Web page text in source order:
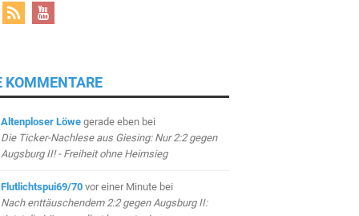
KOMMENTARE
Altenploser Löwe gerade ebenbei
Die Ticker-Nachlese aus Giesing: Nur 2:2 gegen
Augsburg II! - Freiheit ohne Heimsieg
Flutlichtspui69/70 vor einer Minutebei
Nach enttäuschendem 2:2 gegen Augsburg II: